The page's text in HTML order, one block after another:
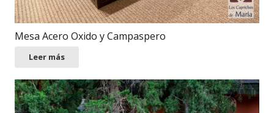
Mesa Acero Oxido y Campaspero
Leer más